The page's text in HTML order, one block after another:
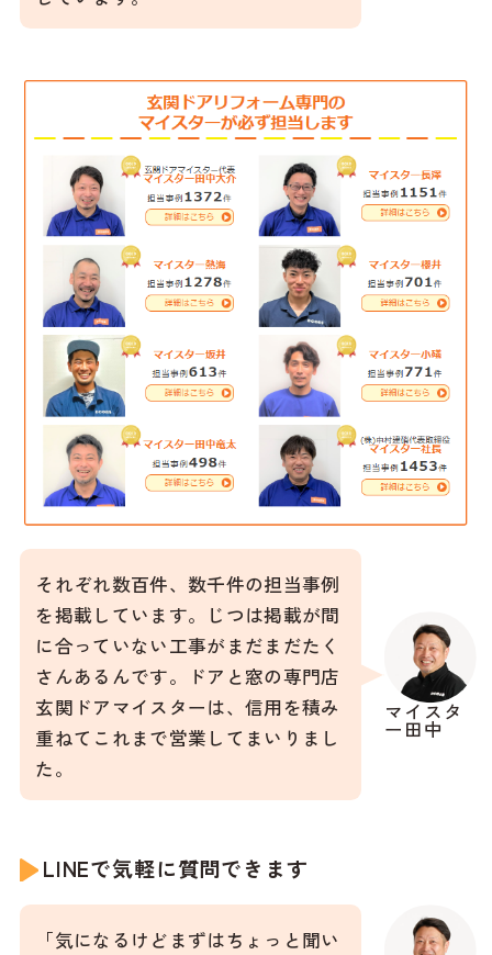
マイスタ
ー田中
それぞれ数百件、数千件の担当事例
を掲載しています。じつは掲載が間
に合っていない工事がまだまだたく
さんあるんです。ドアと窓の専門店
玄関ドアマイスターは、信用を積み
重ねてこれまで営業してまいりまし
た。
LINEで気軽に質問できます
「気になるけどまずはちょっと聞い